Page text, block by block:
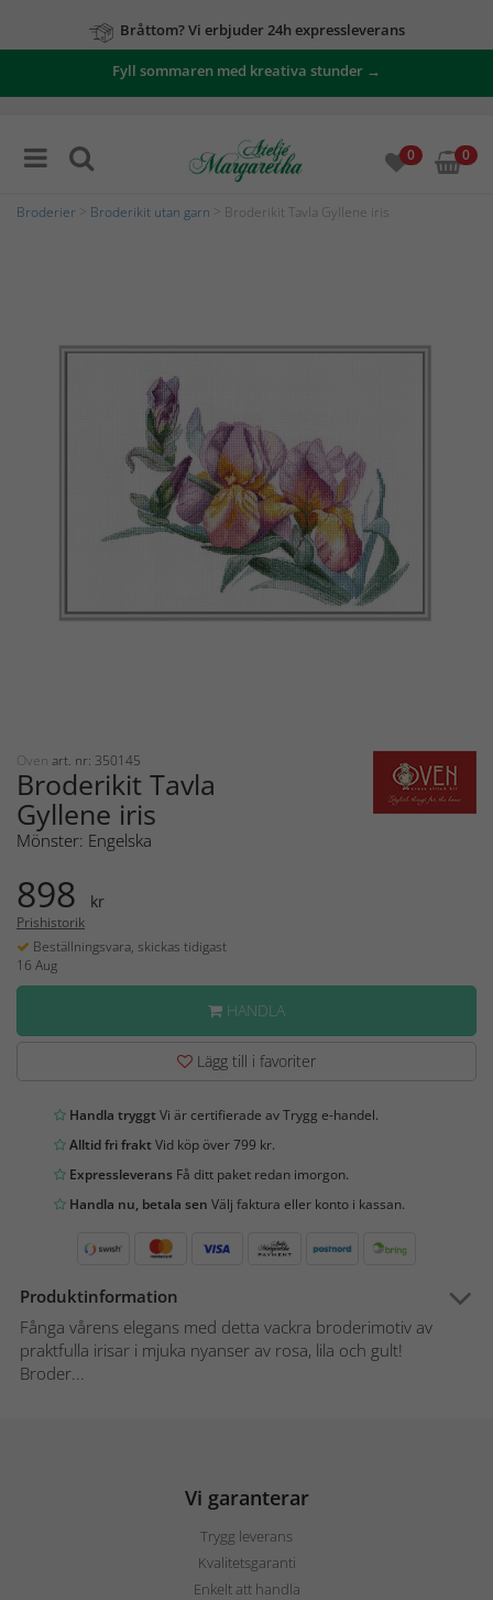
Bråttom? Vi erbjuder 24h expressleverans
Fyll sommaren med kreativa stunder →
0 0
Broderier Broderikit utan garn > Broderikit Tavla Gyllene iris
Oven art. nr: 350145
Broderikit Tavla
Gyllene iris
Mönster: Engelska
898 kr
Prishistorik
Beställningsvara, skickas tidigast
16 Aug
HANDLA
Lägg till i favoriter
Handla tryggtVi är certifierade av Trygg e-handel.
Alltid fri fraktVid köp över 799 kr.
Expressleverans Få ditt paket redan imorgon.
Handla nu, betala sen Välj faktura eller konto i kassan.
Produktinformation
Fånga vårens elegans med detta vackra broderimotiv av
praktfulla irisar i mjuka nyanser av rosa, lila och gult!
Broder...
Vi garanterar
Trygg leverans
Kvalitetsgaranti
Enkelt att handla